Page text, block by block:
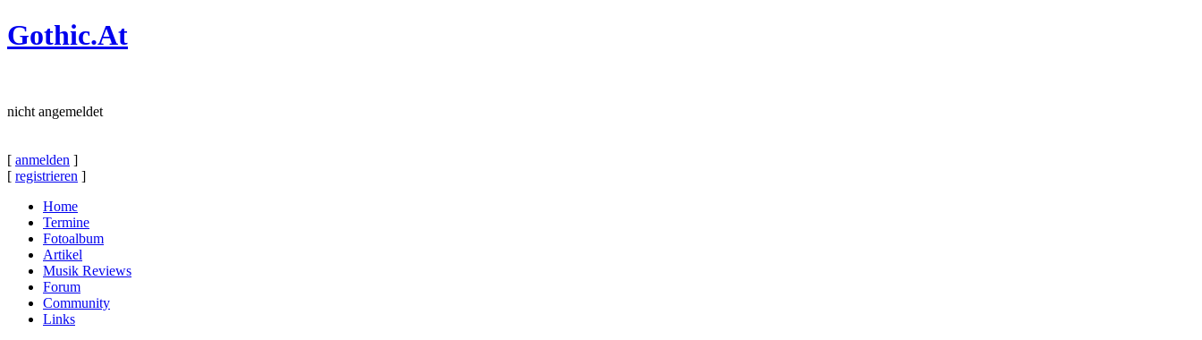
Gothic.At
nicht angemeldet
[ anmelden ]
[ registrieren ]
Home
Termine
Fotoalbum
Artikel
Musik Reviews
Forum
Community
Links